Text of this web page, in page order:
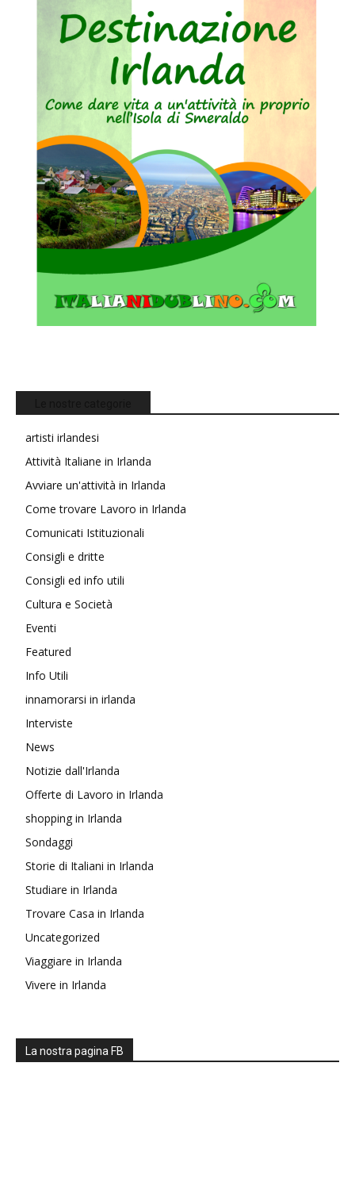
artisti irlandesi
Attività Italiane in Irlanda
Avviare un'attività in Irlanda
Come trovare Lavoro in Irlanda
Comunicati Istituzionali
Consigli e dritte
Consigli ed info utili
Cultura e Società
Eventi
Featured
Info Utili
innamorarsi in irlanda
Interviste
News
Notizie dall'Irlanda
Offerte di Lavoro in Irlanda
shopping in Irlanda
Sondaggi
Storie di Italiani in Irlanda
Studiare in Irlanda
Trovare Casa in Irlanda
Uncategorized
Viaggiare in Irlanda
Vivere in Irlanda
La nostra pagina FB